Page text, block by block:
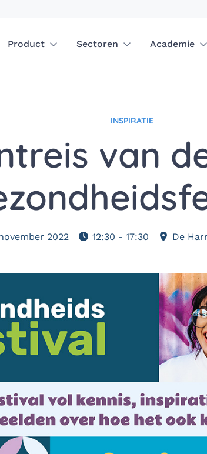
Product Sectoren Academie
INSPIRATIE
van
2022 12:30 - 17:30 De